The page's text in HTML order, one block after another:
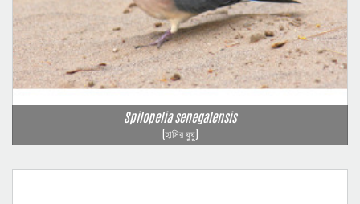
Spilopelia senegalensis
(হাসির ঘুঘু)